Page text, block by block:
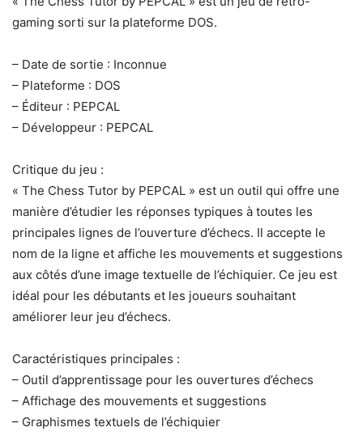
gaming sorti sur la plateforme DOS.
– Date de sortie : Inconnue
– Plateforme : DOS
– Éditeur : PEPCAL
– Développeur : PEPCAL
Critique du jeu :
« The Chess Tutor by PEPCAL » est un outil qui offre une
manière d’étudier les réponses typiques à toutes les
principales lignes de l’ouverture d’échecs. Il accepte le
nom de la ligne et affiche les mouvements et suggestions
aux côtés d’une image textuelle de l’échiquier. Ce jeu est
idéal pour les débutants et les joueurs souhaitant
améliorer leur jeu d’échecs.
Caractéristiques principales :
– Outil d’apprentissage pour les ouvertures d’échecs
– Affichage des mouvements et suggestions
– Graphismes textuels de l’échiquier